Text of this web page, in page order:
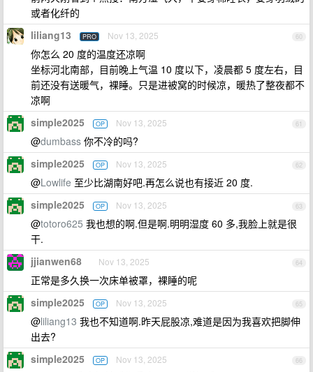
或者化纤的
60
liliang13 PRO Nov 13, 2025
你怎么 20 度的温度还凉啊
坐标河北南部，目前晚上气温 10 度以下，凌晨都 5 度左右，目
前还没有送暖气，裸睡。只是进被窝的时候凉，暖热了整夜都不
凉啊
61
simple2025 OP Nov 13, 2025
@dumbass 你不冷的吗?
62
simple2025 OP Nov 13, 2025
@Lowlife 至少比湖南好吧.再怎么说也有接近 20 度.
63
simple2025 OP Nov 13, 2025
@totoro625 我也想的啊.但是啊.明明湿度 60 多,我脸上就是很
干.
64
jjianwen68 Nov 13, 2025
正常是多久换一次床单被罩，裸睡的呢
65
simple2025 OP Nov 13, 2025
@liliang13 我也不知道啊.昨天屁股凉,难道是因为我喜欢把脚伸
出去?
66
simple2025 OP Nov 13, 2025